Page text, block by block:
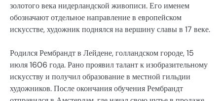
золотого века нидерландской живописи. Его именем
обозначают отдельное направление в европейском
искусстве, художник поднялся на вершину славы в 17 веке.
Родился Рембрандт в Лейдене, голландском городе, 15
июля 1606 года. Рано проявил талант к изобразительному
искусству и получил образование в местной гильдии
художников. После окончания обучения Рембрандт